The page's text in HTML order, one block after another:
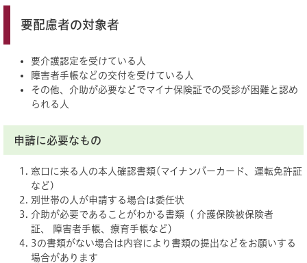
要配慮者の対象者
要介護認定を受けている人
障害者手帳などの交付を受けている人
その他、介助が必要などでマイナ保険証での受診が困難と認め
られる人
申請に必要なもの
窓口に来る人の本人確認書類(マイナンバーカード、運転免許証
など)
別世帯の人が申請する場合は委任状
介助が必要であることがわかる書類（ 介護保険被保険者
証、 障害者手帳、療育手帳など）
3の書類がない場合は内容により書類の提出などをお願いする
場合があります